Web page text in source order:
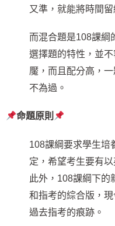
又準，就能將時間
而混合題是108課綱
選擇題的特性，並
魘，而且配分高，
不為過。
命題原則
108課綱要求學生培
定，希望考生要有
此外，108課綱下的
和指考的綜合版，
過去指考的痕跡。